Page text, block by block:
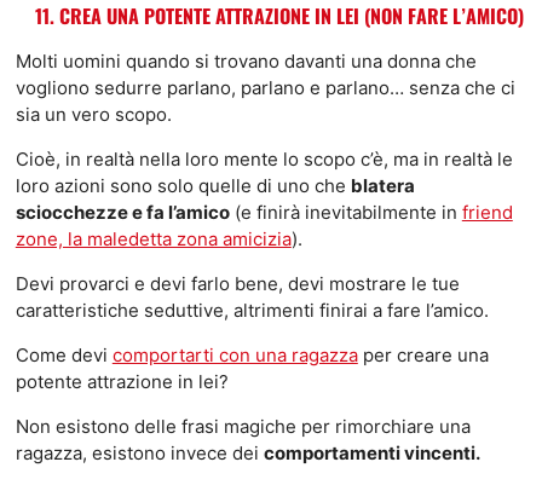
11. CREA UNA POTENTE ATTRAZIONE IN LEI (NON FARE L’AMICO)
Molti uomini quando si trovano davanti una donna che
vogliono sedurre parlano, parlano e parlano… senza che ci
sia un vero scopo.
Cioè, in realtà nella loro mente lo scopo c’è, ma in realtà le
loro azioni sono solo quelle di uno che blatera
sciocchezze e fa l’amico(e finirà inevitabilmente in friend
zone, la maledetta zona amicizia).
Devi provarci e devi farlo bene, devi mostrare le tue
caratteristiche seduttive, altrimenti finirai a fare l’amico.
Come devi comportarti con una ragazzaper creare una
potente attrazione in lei?
Non esistono delle frasi magiche per rimorchiare una
ragazza, esistono invece dei comportamenti vincenti.